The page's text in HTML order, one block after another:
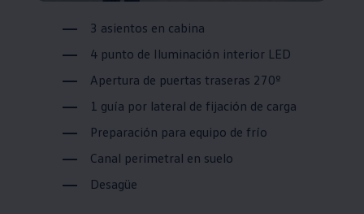
3 asientos en cabina
4 punto de Iluminación interior LED
Apertura de puertas traseras 270º
1 guía por lateral de fijación de carga
Preparación para equipo de frío
Canal perimetral en suelo
Desagüe